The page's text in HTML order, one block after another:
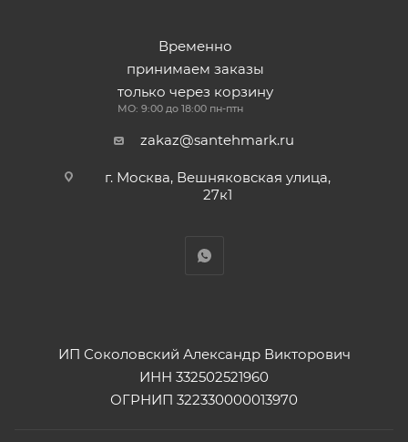
Временно
принимаем заказы
только через корзину
МО: 9:00 до 18:00 пн-птн
zakaz@santehmark.ru
г. Москва, Вешняковская улица,
27к1
ИП Соколовский Александр Викторович
ИНН 332502521960
ОГРНИП 322330000013970